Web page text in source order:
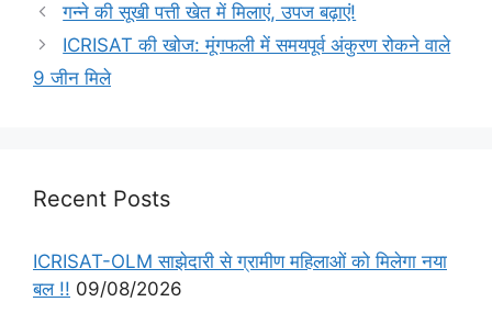
गन्ने की सूखी पत्ती खेत में मिलाएं, उपज बढ़ाएं!
ICRISAT की खोज: मूंगफली में समयपूर्व अंकुरण रोकने वाले
9 जीन मिले
Recent Posts
ICRISAT-OLM साझेदारी से ग्रामीण महिलाओं को मिलेगा नया
बल !! 09/08/2026